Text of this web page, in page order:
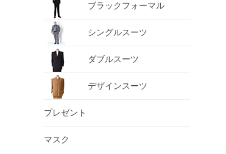
ブラックフォーマル
シングルスーツ
ダブルスーツ
デザインスーツ
プレゼント
マスク